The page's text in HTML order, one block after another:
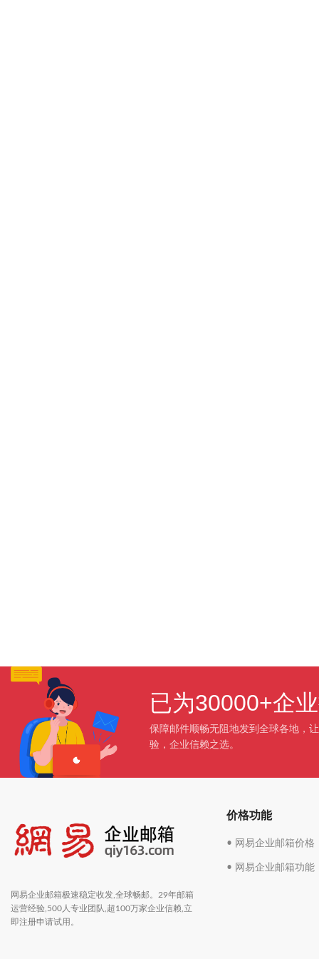
已为30000+企
保障邮件顺畅无阻地发到全球各地，
验，企业信赖之选。
网易企业邮箱极速稳定收发,全球畅邮。29年邮箱
运营经验,500人专业团队,超100万家企业信赖,立
即注册申请试用。
价格功能
• 网易企业邮箱价格
• 网易企业邮箱功能